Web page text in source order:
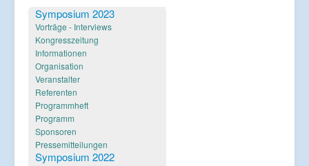
Mediathek
Aktuelles
Veranstaltungen
Informationen
Verlinkungen
Symposium 2023
Vorträge - Interviews
Kongresszeitung
Informationen
Organisation
Veranstalter
Referenten
Programmheft
Programm
Sponsoren
Pressemitteilungen
Symposium 2022